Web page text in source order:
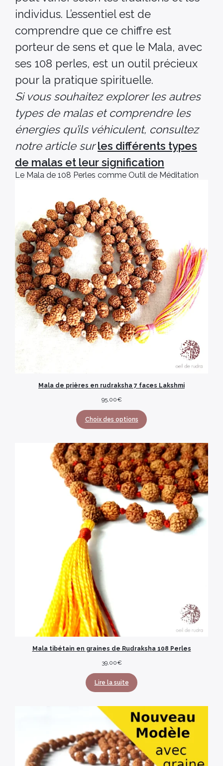
individus. L’essentiel est de
comprendre que ce chiffre est
porteur de sens et que le Mala, avec
ses 108 perles, est un outil précieux
pour la pratique spirituelle.
Si vous souhaitez explorer les autres
types de malas et comprendre les
énergies qu’ils véhiculent, consultez
notre article surles différents types
de malas et leur signification
Le Mala de 108 Perles comme Outil de Méditation
Mala de prières en rudraksha 7 faces Lakshmi
95,00€
Choix des options
Mala tibétain en graines de Rudraksha 108 Perles
39,00€
Lire la suite